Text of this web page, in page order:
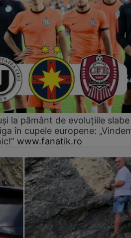
la pământ de evoluțiile slabe
în cupele europene:
www.fanatik.ro